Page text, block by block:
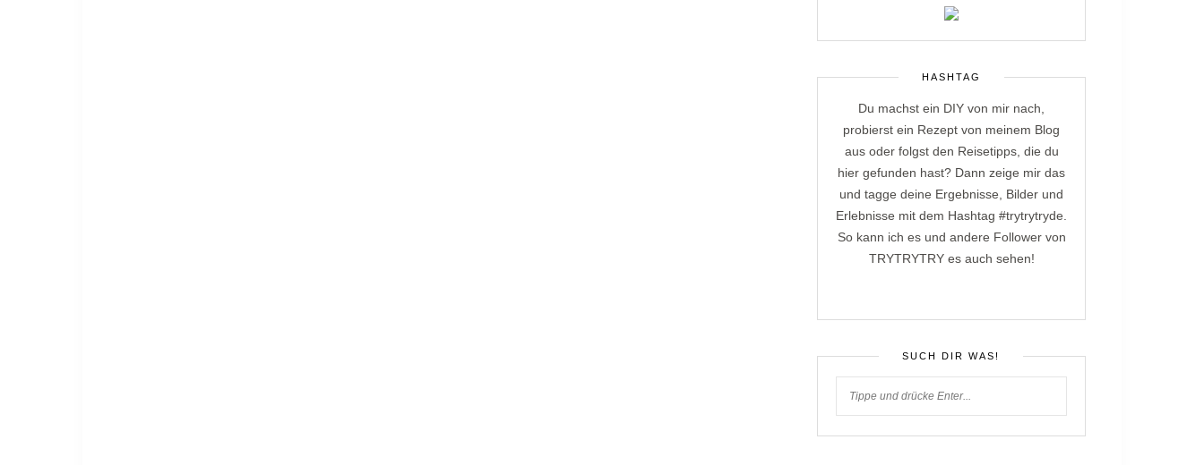
HASHTAG
Du machst ein DIY von mir nach,
probierst ein Rezept von meinem Blog
aus oder folgst den Reisetipps, die du
hier gefunden hast? Dann zeige mir das
und tagge deine Ergebnisse, Bilder und
Erlebnisse mit dem Hashtag #trytrytryde.
So kann ich es und andere Follower von
TRYTRYTRY es auch sehen!
SUCH DIR WAS!